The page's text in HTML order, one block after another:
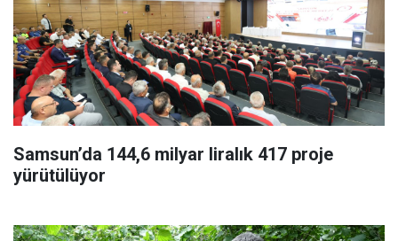
Samsun’da 144,6 milyar liralık 417 proje
yürütülüyor